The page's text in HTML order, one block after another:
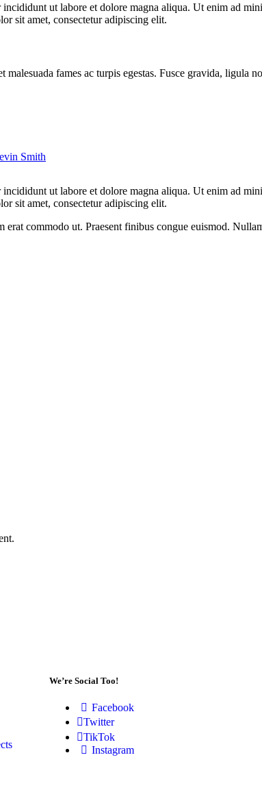
ut labore et dolore magna aliqua. Ut enim ad
sit amet, consectetur adipiscing elit.
malesuada fames ac turpis egestas. Fusce gravida,
Smith
ut labore et dolore magna aliqua. Ut enim ad
sit amet, consectetur adipiscing elit.
commodo ut. Praesent finibus congue euismod.
We’re Social Too!
Facebook
Twitter
TikTok
Instagram